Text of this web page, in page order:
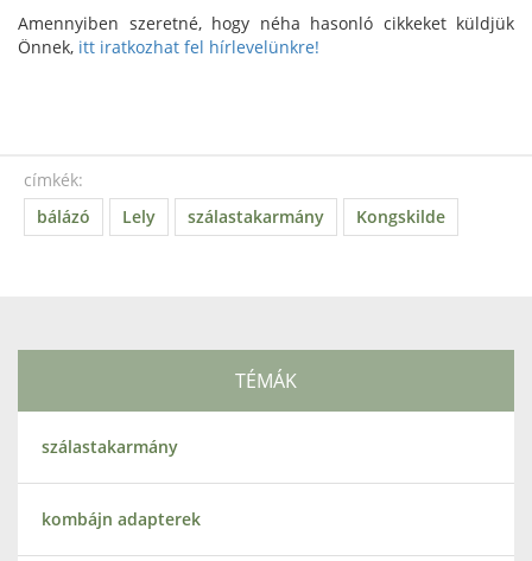
Amennyiben szeretné, hogy néha hasonló cikkeket küldjük
Önnek, itt iratkozhat fel hírlevelünkre!
címkék:
bálázó
Lely szálastakarmány Kongskilde
TÉMÁK
szálastakarmány
kombájn adapterek